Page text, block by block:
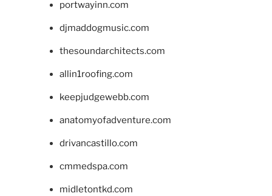
portwayinn.com
djmaddogmusic.com
thesoundarchitects.com
allin1roofing.com
keepjudgewebb.com
anatomyofadventure.com
drivancastillo.com
cmmedspa.com
midletontkd.com